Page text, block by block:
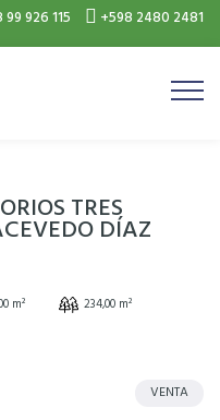
99 926 115 +598 2480 2481
TRES
DÍAZ
m²
234,00 m²
VENTA